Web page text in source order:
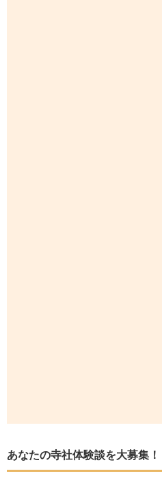
あなたの寺社体験談を大募集！